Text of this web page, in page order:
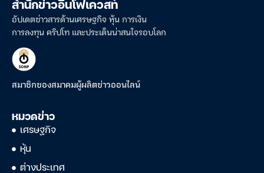
สำนักข่าวอินโฟเควสท์
อัปเดตข่าวสารด้านเศรษฐกิจ หุ้น การเงิน
การลงทุน คริปโท และประเด็นน่าสนใจรอบโลก
สมาชิกของสมาคมผู้ผลิตข่าวออนไลน์
หมวดข่าว
เศรษฐกิจ
หุ้น
ต่างประเทศ